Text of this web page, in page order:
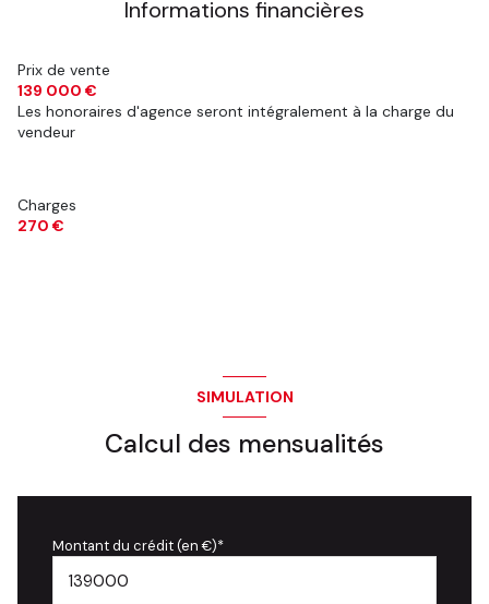
Informations financières
Prix de vente
139 000 €
Les honoraires d'agence seront intégralement à la charge du
vendeur
Charges
270 €
SIMULATION
Calcul des mensualités
Montant du crédit (en €)*